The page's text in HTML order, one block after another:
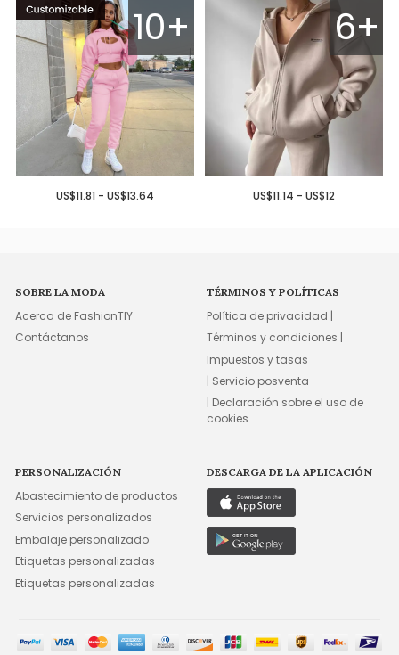
10+
US$11.81 - US$13.64
6+
US$11.14 - US$12
SOBRE LA MODA
Acerca de FashionTIY
Contáctanos
TÉRMINOS Y POLÍTICAS
Política de privacidad |
Términos y condiciones |
Impuestos y tasas
| Servicio posventa
| Declaración sobre el uso de
cookies
PERSONALIZACIÓN
Abastecimiento de productos
Servicios personalizados
Embalaje personalizado
Etiquetas personalizadas
Etiquetas personalizadas
DESCARGA DE LA APLICACIÓN